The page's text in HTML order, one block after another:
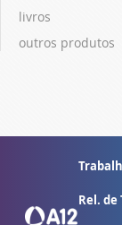
livros
outros produtos
Rel.